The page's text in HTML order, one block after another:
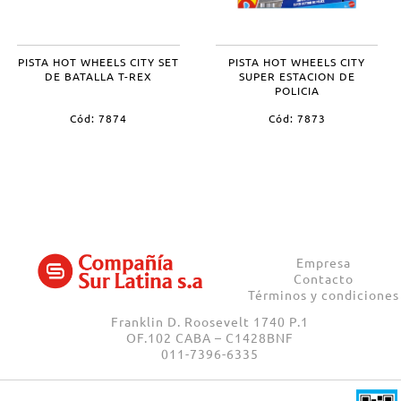
PISTA HOT WHEELS CITY SET
DE BATALLA T-REX
Cód: 7874
PISTA HOT WHEELS CITY
SUPER ESTACION DE
POLICIA
Cód: 7873
Empresa
Contacto
Términos y condiciones
Franklin D. Roosevelt 1740 P.1
OF.102 CABA – C1428BNF
011-7396-6335